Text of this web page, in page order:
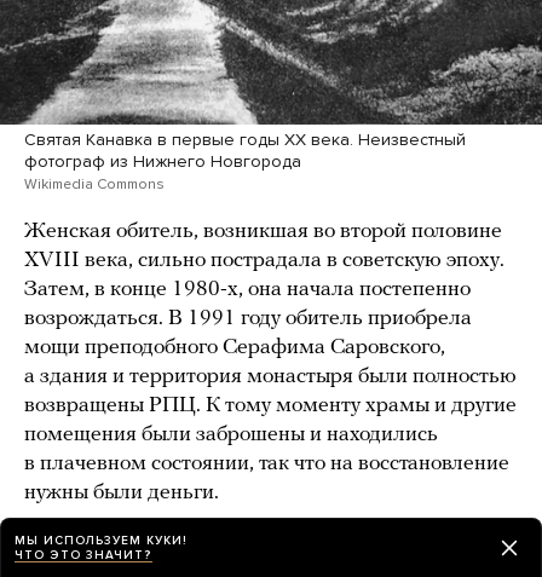
Святая Канавка в первые годы XX века. Неизвестный
фотограф из Нижнего Новгорода
Wikimedia Commons
Женская обитель, возникшая во второй половине
XVIII века, сильно пострадала в советскую эпоху.
Затем, в конце 1980-х, она начала постепенно
возрождаться. В 1991 году обитель приобрела
мощи преподобного Серафима Саровского,
а здания и территория монастыря были полностью
возвращены РПЦ. К тому моменту храмы и другие
помещения были заброшены и находились
в плачевном состоянии, так что на восстановление
нужны были деньги.
Немалый вклад в популяризацию Дивеевского
монастыря среди нижегородских чиновников
МЫ ИСПОЛЬЗУЕМ КУКИ!
ЧТО ЭТО ЗНАЧИТ?